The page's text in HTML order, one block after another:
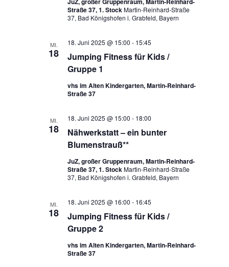
Straße 37, 1. StockMartin-Reinhard-Straße
37, Bad Königshofen i. Grabfeld, Bayern
MI.
18
Jumping Fitness für Kids /
Gruppe 1
18. Juni 2025 @ 15:00 - 15:45
vhs im Alten Kindergarten, Martin-Reinhard-
Straße 37
MI.
18
Nähwerkstatt – ein bunter
Blumenstrauß**
18. Juni 2025 @ 15:00 - 18:00
JuZ, großer Gruppenraum, Martin-Reinhard-
Straße 37, 1. StockMartin-Reinhard-Straße
37, Bad Königshofen i. Grabfeld, Bayern
MI.
18
Jumping Fitness für Kids /
Gruppe 2
18. Juni 2025 @ 16:00 - 16:45
vhs im Alten Kindergarten, Martin-Reinhard-
Straße 37